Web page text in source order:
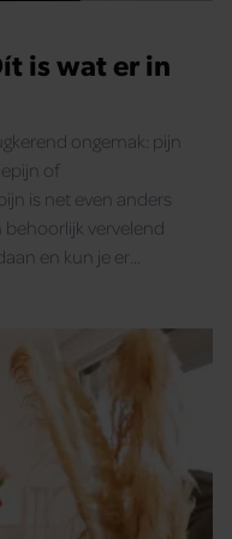
is wat er in
ongemak: pijn
of
is net even anders
vervelend
en kun je er